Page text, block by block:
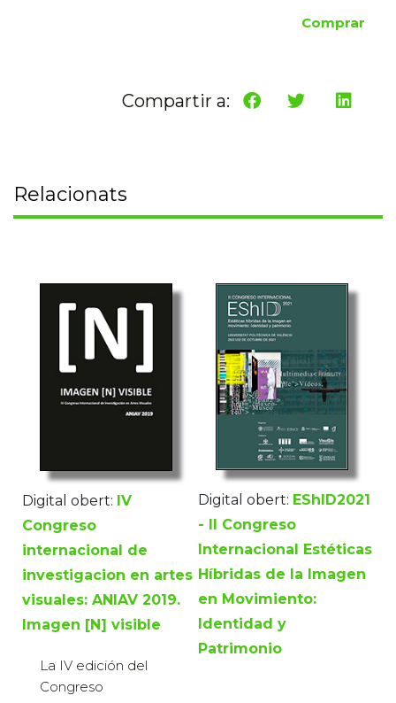
Comprar
Compartir a:
Relacionats
Digital obert: IV
Congreso
internacional de
investigacion en artes
visuales: ANIAV 2019.
Imagen [N] visible
La IV edición del
Congreso
Digital obert: EShID2021
- II Congreso
Internacional Estéticas
Híbridas de la Imagen
en Movimiento:
Identidad y
Patrimonio